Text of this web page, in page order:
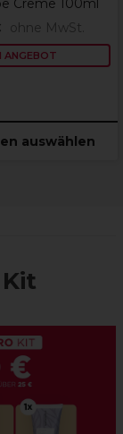
ohne MwSt.
ANGEBOT
auswählen